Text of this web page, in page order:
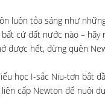
luôn tỏa sáng như
cứ đất nước nào –
được hết, đừng quên
học I-sắc Niu-tơn bắt
cấp Newton để nuôi